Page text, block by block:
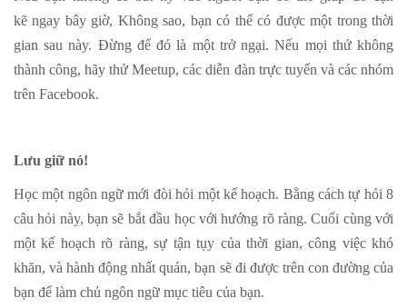
kẽ ngay bây giờ, Không sao, bạn có thể có được một trong thời
gian sau này. Đừng để đó là một trở ngại. Nếu mọi thứ không
thành công, hãy thử Meetup, các diễn đàn trực tuyến và các nhóm
trên Facebook.
Lưu giữ nó!
Học một ngôn ngữ mới đòi hỏi một kế hoạch. Bằng cách tự hỏi 8
câu hỏi này, bạn sẽ bắt đầu học với hướng rõ ràng. Cuối cùng với
một kế hoạch rõ ràng, sự tận tụy của thời gian, công việc khó
khăn, và hành động nhất quán, bạn sẽ đi được trên con đường của
bạn để làm chủ ngôn ngữ mục tiêu của bạn.